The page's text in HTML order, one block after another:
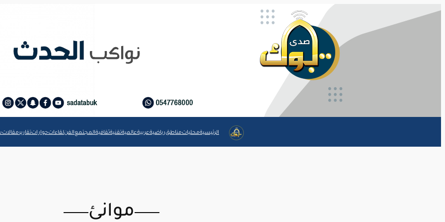
تخطى
الرئيسيةمحلياتمناطقرياضيةعربيةعالميةتقنيةثقافيةالمجتمعالفنلقاءاتحواراتتقاريرمقالات
موانئ